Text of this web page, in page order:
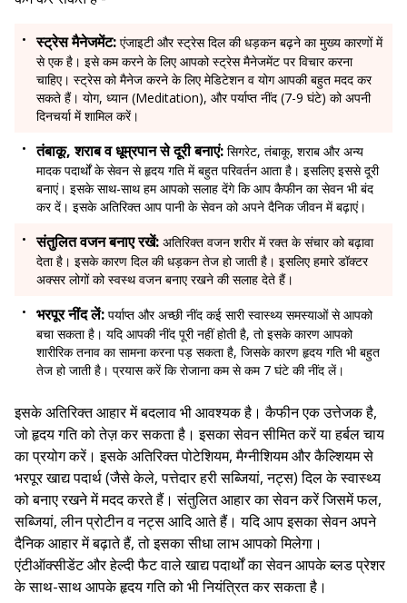
स्ट्रेस मैनेजमेंट: एंजाइटी और स्ट्रेस दिल की धड़कन बढ़ने का मुख्य कारणों में
से एक है। इसे कम करने के लिए आपको स्ट्रेस मैनेजमेंट पर विचार करना
चाहिए। स्ट्रेस को मैनेज करने के लिए मेडिटेशन व योग आपकी बहुत मदद कर
सकते हैं। योग, ध्यान (Meditation), और पर्याप्त नींद (7-9 घंटे) को अपनी
दिनचर्या में शामिल करें।
तंबाकू, शराब व धूम्रपान से दूरी बनाएं: सिगरेट, तंबाकू, शराब और अन्य
मादक पदार्थों के सेवन से हृदय गति में बहुत परिवर्तन आता है। इसलिए इससे दूरी
बनाएं। इसके साथ-साथ हम आपको सलाह देंगे कि आप कैफीन का सेवन भी बंद
कर दें। इसके अतिरिक्त आप पानी के सेवन को अपने दैनिक जीवन में बढ़ाएं।
संतुलित वजन बनाए रखें: अतिरिक्त वजन शरीर में रक्त के संचार को बढ़ावा
देता है। इसके कारण दिल की धड़कन तेज हो जाती है। इसलिए हमारे डॉक्टर
अक्सर लोगों को स्वस्थ वजन बनाए रखने की सलाह देते हैं।
भरपूर नींद लें: पर्याप्त और अच्छी नींद कई सारी स्वास्थ्य समस्याओं से आपको
बचा सकता है। यदि आपकी नींद पूरी नहीं होती है, तो इसके कारण आपको
शारीरिक तनाव का सामना करना पड़ सकता है, जिसके कारण हृदय गति भी बहुत
तेज हो जाती है। प्रयास करें कि रोजाना कम से कम 7 घंटे की नींद लें।
इसके अतिरिक्त आहार में बदलाव भी आवश्यक है। कैफीन एक उत्तेजक है,
जो हृदय गति को तेज़ कर सकता है। इसका सेवन सीमित करें या हर्बल चाय
का प्रयोग करें। इसके अतिरिक्त पोटेशियम, मैग्नीशियम और कैल्शियम से
भरपूर खाद्य पदार्थ (जैसे केले, पत्तेदार हरी सब्जियां, नट्स) दिल के स्वास्थ्य
को बनाए रखने में मदद करते हैं। संतुलित आहार का सेवन करें जिसमें फल,
सब्जियां, लीन प्रोटीन व नट्स आदि आते हैं। यदि आप इसका सेवन अपने
दैनिक आहार में बढ़ाते हैं, तो इसका सीधा लाभ आपको मिलेगा।
एंटीऑक्सीडेंट और हेल्दी फैट वाले खाद्य पदार्थों का सेवन आपके ब्लड प्रेशर
के साथ-साथ आपके हृदय गति को भी नियंत्रित कर सकता है।